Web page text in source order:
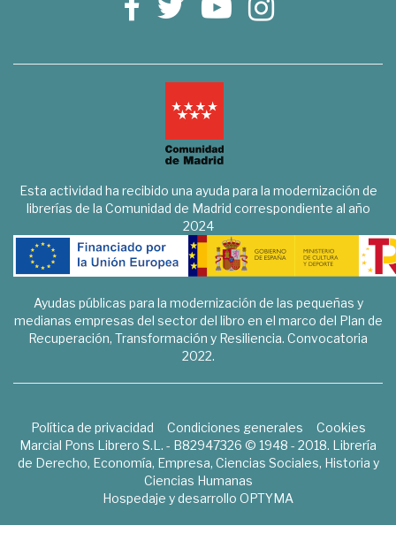
Esta actividad ha recibido una ayuda para la modernización de
librerías de la Comunidad de Madrid correspondiente al año
2024
Ayudas públicas para la modernización de las pequeñas y
medianas empresas del sector del libro en el marco del Plan de
Recuperación, Transformación y Resiliencia. Convocatoria
2022.
Política de privacidad Condiciones generales
Cookies
Marcial Pons Librero S.L. - B82947326 © 1948 - 2018. Librería
de Derecho, Economía, Empresa, Ciencias Sociales, Historia y
Ciencias Humanas
Hospedaje y desarrollo OPTYMA